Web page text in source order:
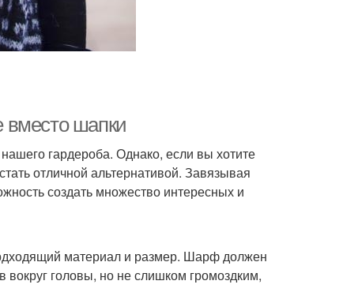
вместо шапки
гардероба. Однако, если вы хотите
отличной альтернативой. Завязывая
создать множество интересных и
материал и размер. Шарф должен
вокруг головы, но не слишком громоздким,